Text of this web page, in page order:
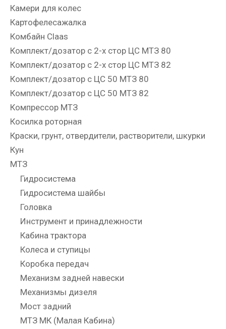
Камери для колес
Картофелесажалка
Комбайн Claas
Комплект/дозатор с 2-х стор ЦС МТЗ 80
Комплект/дозатор с 2-х стор ЦС МТЗ 82
Комплект/дозатор с ЦС 50 МТЗ 80
Комплект/дозатор с ЦС 50 МТЗ 82
Компрессор МТЗ
Косилка роторная
Краски, грунт, отвердители, растворители, шкурки
Кун
МТЗ
Гидросистема
Гидросистема шайбы
Головка
Инструмент и принадлежности
Кабина трактора
Колеса и ступицы
Коробка передач
Механизм задней навески
Механизмы дизеля
Мост задний
МТЗ МК (Малая Кабина)